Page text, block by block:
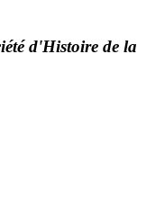
d'Histoire de la